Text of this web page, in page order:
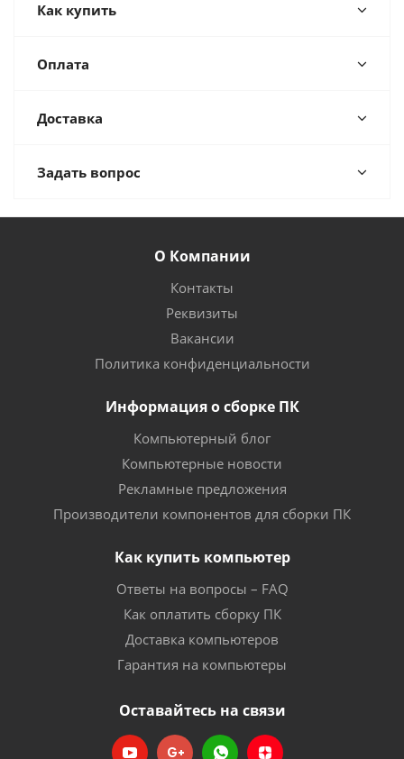
Как купить
Оплата
Доставка
Задать вопрос
О Компании
Контакты
Реквизиты
Вакансии
Политика конфиденциальности
Информация о сборке ПК
Компьютерный блог
Компьютерные новости
Рекламные предложения
Производители компонентов для сборки ПК
Как купить компьютер
Ответы на вопросы – FAQ
Как оплатить сборку ПК
Доставка компьютеров
Гарантия на компьютеры
Оставайтесь на связи